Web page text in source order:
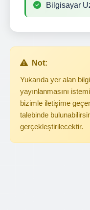
Bilgisayar
Not:
Yukarıda yer alan
yayınlanmasını
bizimle iletişime
talebinde
gerçekleştirilecektir.